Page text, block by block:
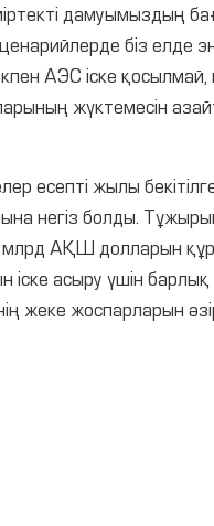
дамуымыздың
біз елде
АЭС іске
жүктемесін
есепті жылы
негіз болды.
АҚШ долларын
асыру үшін
жеке жоспарларын